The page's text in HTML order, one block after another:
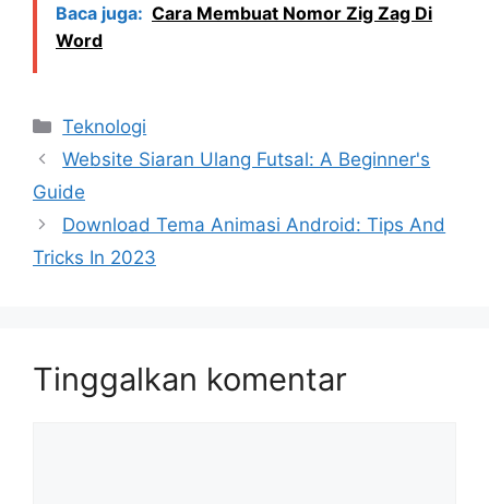
Baca juga: Cara Membuat Nomor Zig Zag Di
Word
Kategori
Teknologi
Website Siaran Ulang Futsal: A Beginner's
Guide
Download Tema Animasi Android: Tips And
Tricks In 2023
Tinggalkan komentar